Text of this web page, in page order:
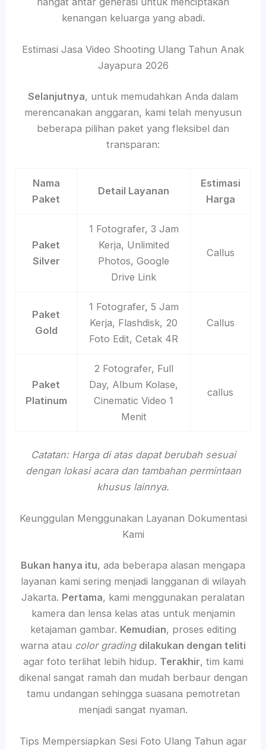
kenangan keluarga yang abadi.
Estimasi Jasa Video Shooting Ulang Tahun Anak
Jayapura 2026
Selanjutnya, untuk memudahkan Anda dalam
merencanakan anggaran, kami telah menyusun
beberapa pilihan paket yang fleksibel dan
transparan:
Nama
Paket
Detail Layanan
Estimasi
Harga
Paket
Silver
1 Fotografer, 3 Jam
Kerja, Unlimited
Photos, Google
Drive Link
Callus
Paket
Gold
1 Fotografer, 5 Jam
Kerja, Flashdisk, 20
Foto Edit, Cetak 4R
Callus
Paket
Platinum
2 Fotografer, Full
Day, Album Kolase,
Cinematic Video 1
Menit
callus
Catatan: Harga di atas dapat berubah sesuai
dengan lokasi acara dan tambahan permintaan
khusus lainnya.
Keunggulan Menggunakan Layanan Dokumentasi
Kami
Bukan hanya itu, ada beberapa alasan mengapa
layanan kami sering menjadi langganan di wilayah
Jakarta. Pertama, kami menggunakan peralatan
kamera dan lensa kelas atas untuk menjamin
ketajaman gambar. Kemudian, proses editing
warna atau color grading dilakukan dengan teliti
agar foto terlihat lebih hidup. Terakhir, tim kami
dikenal sangat ramah dan mudah berbaur dengan
tamu undangan sehingga suasana pemotretan
menjadi sangat nyaman.
Tips Mempersiapkan Sesi Foto Ulang Tahun agar